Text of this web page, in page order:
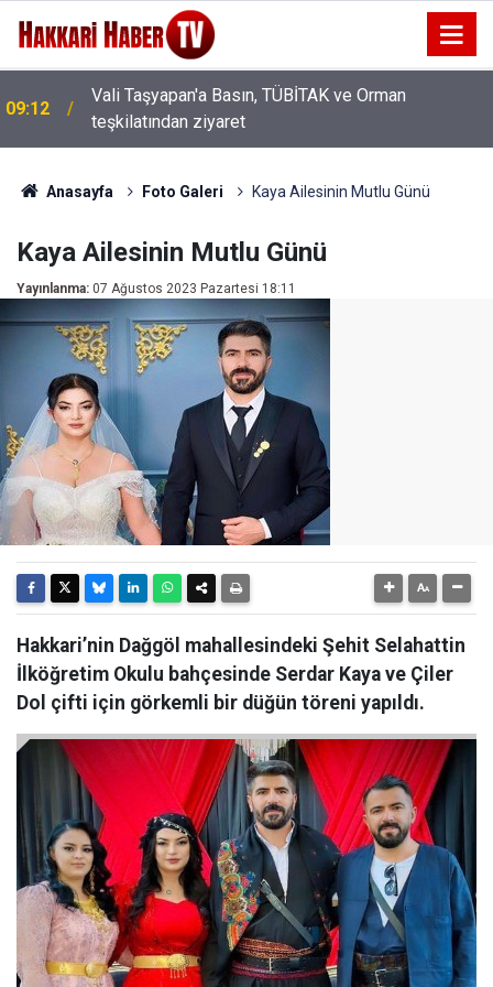
02:56 Durgun Ailesinden Görkemli Düğün
Anasayfa Foto Galeri Kaya Ailesinin Mutlu Günü
Kaya Ailesinin Mutlu Günü
Yayınlanma: 07 Ağustos 2023 Pazartesi 18:11
Hakkari’nin Dağgöl mahallesindeki Şehit Selahattin
İlköğretim Okulu bahçesinde Serdar Kaya ve Çiler
Dol çifti için görkemli bir düğün töreni yapıldı.